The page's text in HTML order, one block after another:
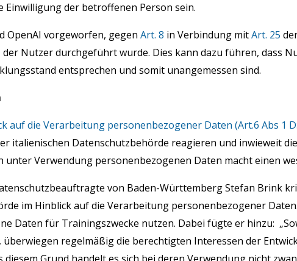
Einwilligung der betroffenen Person sein.
OpenAI vorgeworfen, gegen Art. 8 in Verbindung mitArt. 25
Nutzer durchgeführt wurde. Dies kann dazu führen, dass
entsprechen und somit unangemessen sind.
auf die Verarbeitung personenbezogener Daten (Art.6 Abs 1
italienischen Datenschutzbehörde reagieren und inwieweit
unter Verwendung personenbezogenen Daten macht einen
von Baden-Württemberg Stefan Brink
im Hinblick auf die Verarbeitung personenbezogener
Daten für Trainingszwecke nutzen. Dabei fügte er hinzu:
überwiegen regelmäßig die berechtigten Interessen der